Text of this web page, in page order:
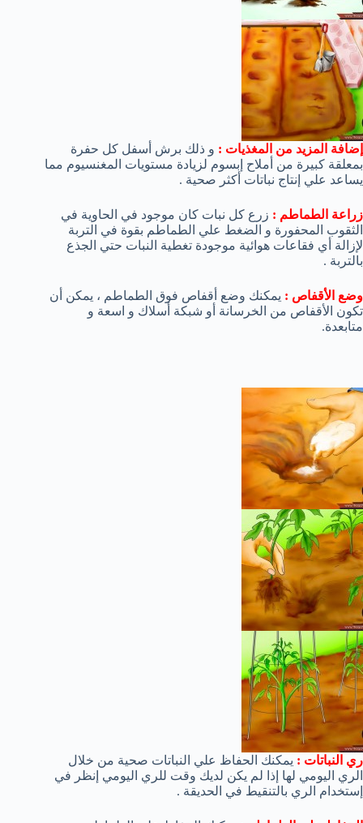
إضافة المزيد من المغذيات : و ذلك برش أسفل كل حفرة
بمعلقة كبيرة من أملاح إبسوم لزيادة مستويات المغنسيوم مما
يساعد علي إنتاج نباتات أكثر صحية .
زراعة الطماطم : زرع كل نبات كان موجود في الحاوية في
الثقوب المحفورة و الضغط علي الطماطم بقوة في التربة
لإزالة أي فقاعات هوائية موجودة تغطية النبات حتي الجذع
بالتربة .
وضع الأقفاص : يمكنك وضع أقفاص فوق الطماطم ، يمكن أن
تكون الأقفاص من الخرسانة أو شبكة أسلاك و اسعة و
متابعدة.
ري النباتات : يمكنك الحفاظ علي النباتات صحية من خلال
الري اليومي لها إذا لم يكن لديك وقت للري اليومي إنظر في
إستخدام الري بالتنقيط في الحديقة .